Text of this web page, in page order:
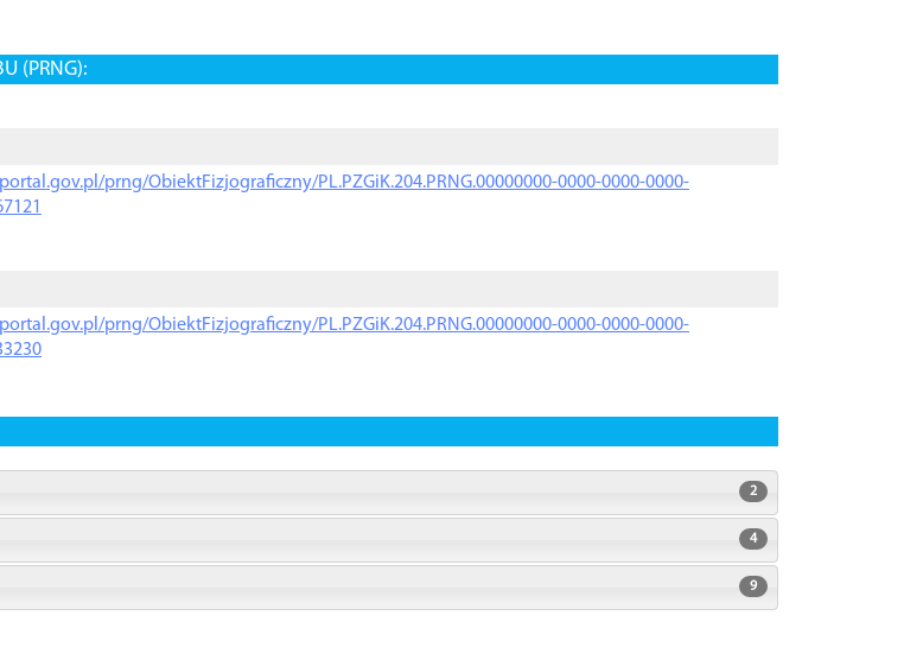
(PRNG):
prng/ObiektFizjograficzny/PL.PZGiK.204.PRNG.00000000-0000-0000-0000-
prng/ObiektFizjograficzny/PL.PZGiK.204.PRNG.00000000-0000-0000-0000-
2
4
9